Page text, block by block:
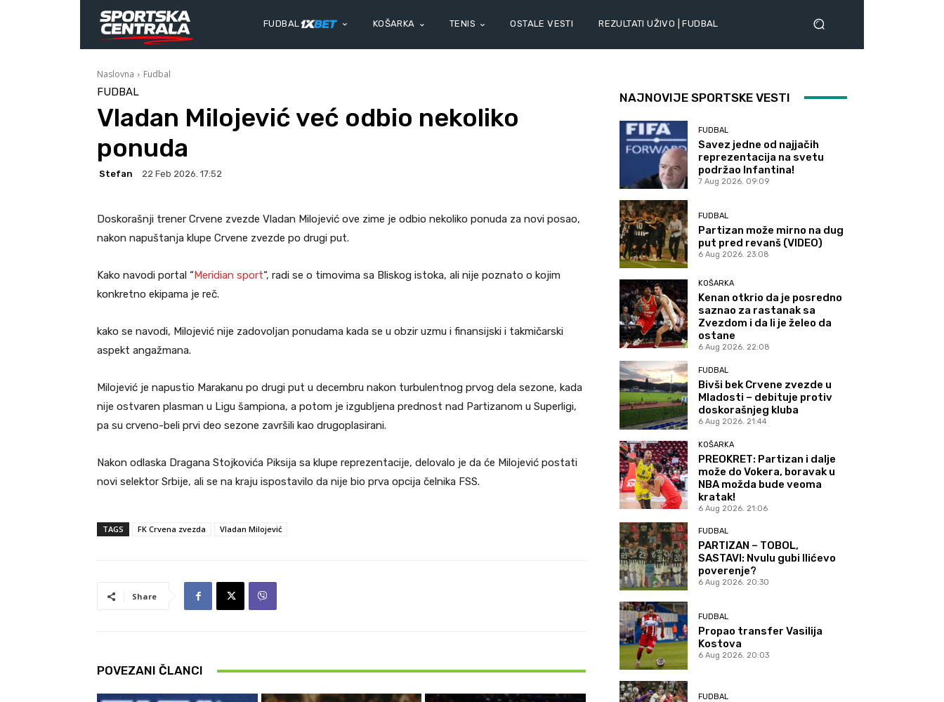
FUDBAL KOŠARKA TENIS OSTALE VESTI REZULTATI UŽIVO | FUDBAL
Naslovna Fudbal
FUDBAL
Vladan Milojević već odbio nekoliko
ponuda
Stefan 22 Feb 2026. 17:52
Doskorašnji trener Crvene zvezde Vladan Milojević ove zime je odbio nekoliko ponuda za novi posao,
nakon napuštanja klupe Crvene zvezde po drugi put.
Kako navodi portal “Meridian sport“, radi se o timovima sa Bliskog istoka, ali nije poznato o kojim
konkretno ekipama je reč.
kako se navodi, Milojević nije zadovoljan ponudama kada se u obzir uzmu i finansijski i takmičarski
aspekt angažmana.
Milojević je napustio Marakanu po drugi put u decembru nakon turbulentnog prvog dela sezone, kada
nije ostvaren plasman u Ligu šampiona, a potom je izgubljena prednost nad Partizanom u Superligi,
pa su crveno-beli prvi deo sezone završili kao drugoplasirani.
Nakon odlaska Dragana Stojkovića Piksija sa klupe reprezentacije, delovalo je da će Milojević postati
novi selektor Srbije, ali se na kraju ispostavilo da nije bio prva opcija čelnika FSS.
TAGS FK Crvena zvezda Vladan Milojević
Share
POVEZANI ČLANCI
NAJNOVIJE SPORTSKE VESTI
FUDBAL
Savez jedne od najjačih
reprezentacija na svetu
podržao Infantina!
7 Aug 2026. 09:09
FUDBAL
Partizan može mirno na dug
put pred revanš (VIDEO)
6 Aug 2026. 23:08
KOŠARKA
Kenan otkrio da je posredno
saznao za rastanak sa
Zvezdom i da li je želeo da
ostane
6 Aug 2026. 22:08
FUDBAL
Bivši bek Crvene zvezde u
Mladosti – debituje protiv
doskorašnjeg kluba
6 Aug 2026. 21:44
KOŠARKA
PREOKRET: Partizan i dalje
može do Vokera, boravak u
NBA možda bude veoma
kratak!
6 Aug 2026. 21:06
FUDBAL
PARTIZAN – TOBOL,
SASTAVI: Nvulu gubi Ilićevo
poverenje?
6 Aug 2026. 20:30
FUDBAL
Propao transfer Vasilija
Kostova
6 Aug 2026. 20:03
FUDBAL